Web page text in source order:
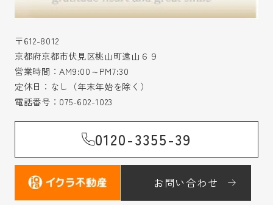
〒612-8012
京都府京都市伏見区桃山町遠山６９
営業時間：AM9:00～PM7:30
定休日：なし（年末年始を除く）
電話番号： 075-602-1023
0120-3355-39
お問い合わせ